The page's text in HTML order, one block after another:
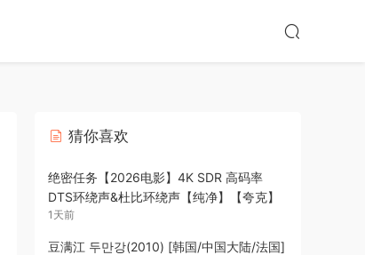
猜你喜欢
绝密任务【2026电影】4K SDR 高码率
DTS环绕声&杜比环绕声【纯净】【夸克】
1天前
豆满江 두만강(2010) [韩国/中国大陆/法国]